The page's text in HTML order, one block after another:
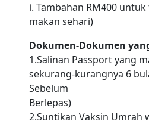
i. Tambahan RM400
makan sehari)
Dokumen-Dokumen
1.Salinan Passport yang
sekurang-kurangnya 6
Sebelum
Berlepas)
2.Suntikan Vaksin Umrah